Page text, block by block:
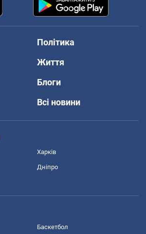
Політика
Життя
Блоги
Всі новини
Харків
Дніпро
Баскетбол